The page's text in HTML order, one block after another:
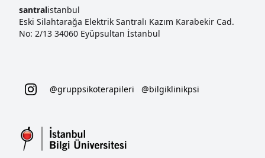
santralistanbul
Eski Silahtarağa Elektrik Santralı Kazım Karabekir Cad.
No: 2/13 34060 Eyüpsultan İstanbul
@gruppsikoterapileri @bilgiklinikpsi